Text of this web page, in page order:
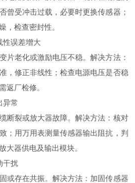
曾受冲击过载，必要时更换传感器；
，检查密封性。
误差增大
老化或激励电压不稳。解决方法：
，修正非线性；检查电源电压是否稳
返厂检修。
常
裂或放大器故障。解决方法：核对
；用万用表测量传感器输出阻抗，判
大器供电及输出模块。
扰
存在共振。解决方法：加固传感器